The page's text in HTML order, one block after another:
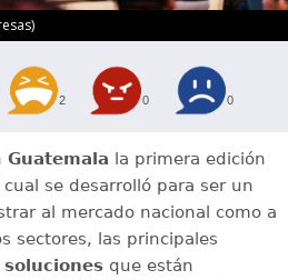
2 0 0
Guatemala
la primera edición
cual se desarrolló para ser un
al mercado nacional como a
sectores, las principales
solucionesque están